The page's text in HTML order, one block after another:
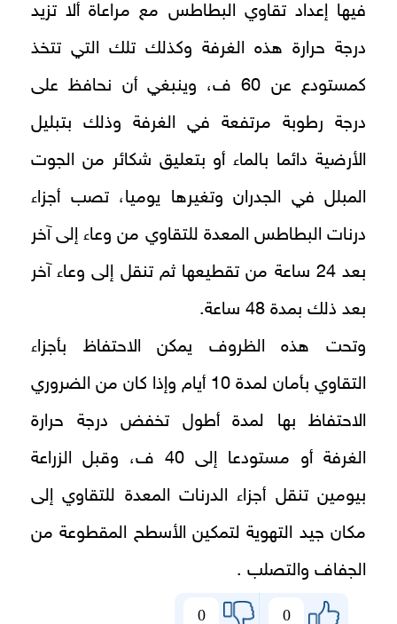
فيها إعداد تقاوي البطاطس مع مراعاة ألا تزيد
درجة حرارة هذه الغرفة وكذلك تلك التي تتخذ
كمستودع عن 60 ف، وينبغي أن نحافظ على
درجة رطوبة مرتفعة في الغرفة وذلك بتبليل
الأرضية دائما بالماء أو بتعليق شكائر من الجوت
المبلل في الجدران وتغيرها يوميا، تصب أجزاء
درنات البطاطس المعدة للتقاوي من وعاء إلى آخر
بعد 24 ساعة من تقطيعها ثم تنقل إلى وعاء آخر
بعد ذلك بمدة 48 ساعة.
وتحت هذه الظروف يمكن الاحتفاظ بأجزاء
التقاوي بأمان لمدة 10 أيام وإذا كان من الضروري
الاحتفاظ بها لمدة أطول تخفض درجة حرارة
الغرفة أو مستودعا إلى 40 ف، وقبل الزراعة
بيومين تنقل أجزاء الدرنات المعدة للتقاوي إلى
مكان جيد التهوية لتمكين الأسطح المقطوعة من
الجفاف والتصلب .
0
0